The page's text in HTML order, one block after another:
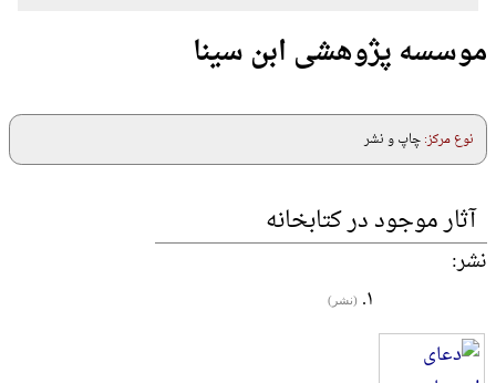
موسسه پژوهشی ابن سینا
نوع مرکز:چاپ و نشر
آثار موجود در کتابخانه
نشر:
۱. (نشر)